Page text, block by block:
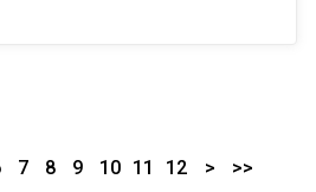
7 8 9 10 11 12 > >>